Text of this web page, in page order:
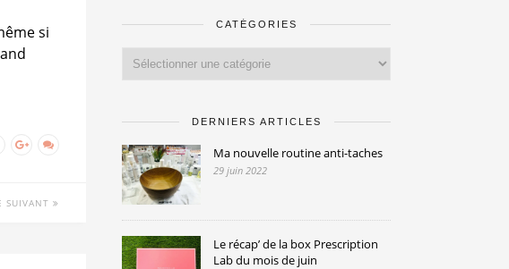
si
SUIVANT
CATÉGORIES
DERNIERS ARTICLES
Ma nouvelle routine anti-taches
29 juin 2022
Le récap’ de la box Prescription
Lab du mois de juin